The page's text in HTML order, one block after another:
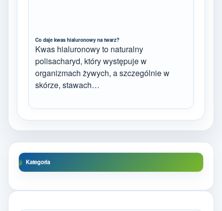
Co daje kwas hialuronowy na twarz?
Kwas hialuronowy to naturalny
polisacharyd, który występuje w
organizmach żywych, a szczególnie w
skórze, stawach…
Kategoria